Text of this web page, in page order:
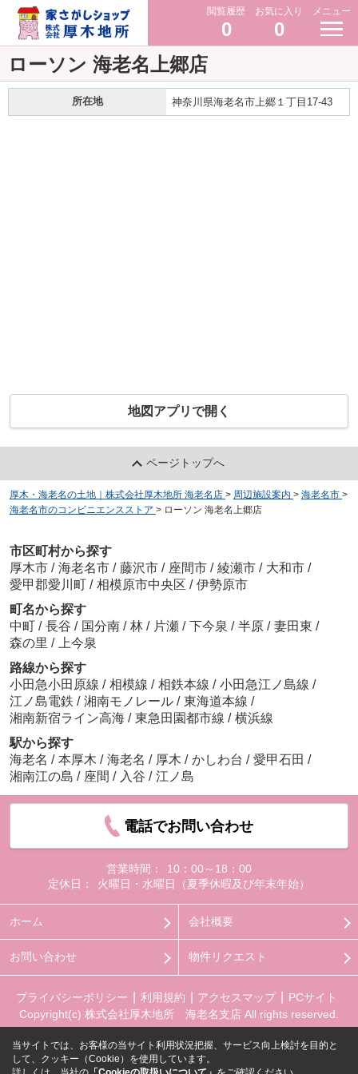
閲覧履歴
0
お気に入り
0
メニュー
ローソン 海老名上郷店
所在地 神奈川県海老名市上郷１丁目17-43
地図アプリで開く
ページトップへ
厚木・海老名の土地｜株式会社厚木地所 海老名店 > 周辺施設案内 > 海老名市 >
海老名市のコンビニエンスストア > ローソン 海老名上郷店
市区町村から探す
厚木市 / 海老名市 / 藤沢市 / 座間市 / 綾瀬市 / 大和市 /
愛甲郡愛川町 / 相模原市中央区 / 伊勢原市
町名から探す
中町 / 長谷 / 国分南 / 林 / 片瀬 / 下今泉 / 半原 / 妻田東 /
森の里 /
上今泉
路線から探す
小田急小田原線 / 相模線 / 相鉄本線 / 小田急江ノ島線 /
江ノ島電鉄 / 湘南モノレール / 東海道本線 /
湘南新宿ライン高海 / 東急田園都市線 / 横浜線
駅から探す
海老名 / 本厚木 / 海老名 / 厚木 / かしわ台 / 愛甲石田 /
湘南江の島 / 座間 / 入谷 / 江ノ島
電話でお問い合わせ
営業時間：
10：00～18：00
定休日：
火曜日・水曜日（夏季休暇及び年末年始）
ホーム 会社概要
お問い合わせ 物件リクエスト
プライバシーポリシー 利用規約 アクセスマップ
PCサイト
Copyright(c) 株式会社厚木地所 海老名支店 All rights reserved.
当サイトでは、お客様の当サイト利用状況把握、サービス向上検討を目的と
して、クッキー（Cookie）を使用しています。